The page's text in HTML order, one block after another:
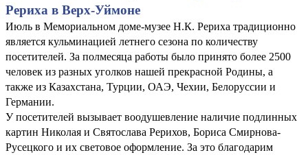
Рериха в Верх-Уймоне
Июль в Мемориальном доме-музее Н.К. Рериха традиционно
является кульминацией летнего сезона по количеству
посетителей. За полмесяца работы было принято более 2500
человек из разных уголков нашей прекрасной Родины, а
также из Казахстана, Турции, ОАЭ, Чехии, Белоруссии и
Германии.
У посетителей вызывает воодушевление наличие подлинных
картин Николая и Святослава Рерихов, Бориса Смирнова-
Русецкого и их световое оформление. За это благодарим